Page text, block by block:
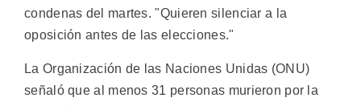
condenas del martes. "Quieren silenciar a la
oposición antes de las elecciones."
La Organización de las Naciones Unidas (ONU)
señaló que al menos 31 personas murieron por la